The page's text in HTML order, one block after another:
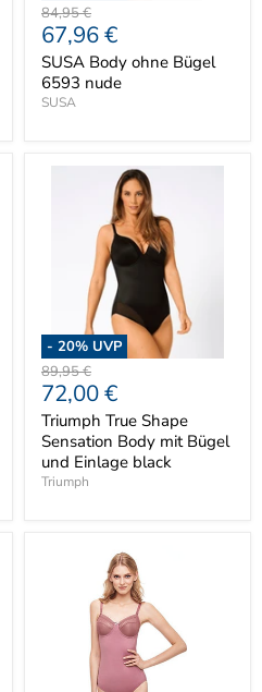
Ursprünglicher
Preis
84,95 €
Aktueller
Preis
67,96 €
SUSA Body ohne Bügel
6593 nude
SUSA
- 20% UVP
Ursprünglicher
Preis
89,95 €
Aktueller
Preis
72,00 €
Triumph True Shape
Sensation Body mit Bügel
und Einlage black
Triumph